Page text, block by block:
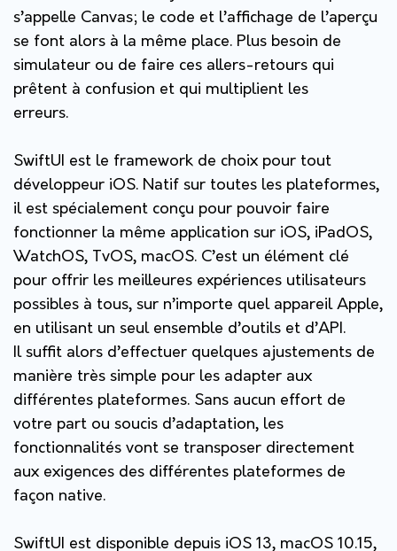
s’appelle Canvas; le code et l’affichage de l’aperçu
se font alors à la même place. Plus besoin de
simulateur ou de faire ces allers-retours qui
prêtent à confusion et qui multiplient les
erreurs.
SwiftUI est le framework de choix pour tout
développeur iOS. Natif sur toutes les plateformes,
il est spécialement conçu pour pouvoir faire
fonctionner la même application sur iOS, iPadOS,
WatchOS, TvOS, macOS. C’est un élément clé
pour offrir les meilleures expériences utilisateurs
possibles à tous, sur n’importe quel appareil Apple,
en utilisant un seul ensemble d’outils et d’API.
Il suffit alors d’effectuer quelques ajustements de
manière très simple pour les adapter aux
différentes plateformes. Sans aucun effort de
votre part ou soucis d’adaptation, les
fonctionnalités vont se transposer directement
aux exigences des différentes plateformes de
façon native.
SwiftUI est disponible depuis iOS 13, macOS 10.15,